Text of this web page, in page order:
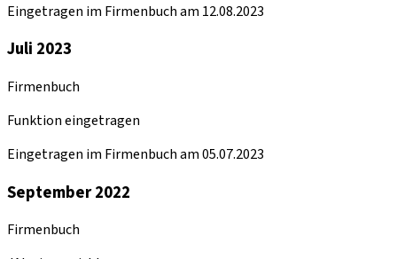
Eingetragen im Firmenbuch am 12.08.2023
Juli 2023
Firmenbuch
Funktion eingetragen
Eingetragen im Firmenbuch am 05.07.2023
September 2022
Firmenbuch